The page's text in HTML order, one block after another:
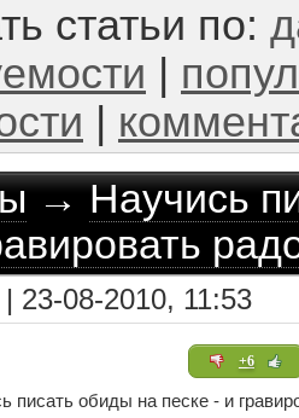
статьи по:
→Научись
| 23-08-2010, 11:53
+6
писать обиды на песке - и